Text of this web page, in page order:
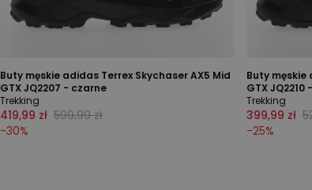
Buty męskie adidas Terrex Skychaser AX5 Mid
GTX JQ2207 - czarne
Trekking
419,99 zł 599,99 zł
-30%
Buty męskie
GTX
Trekking
399,99 zł
-25%